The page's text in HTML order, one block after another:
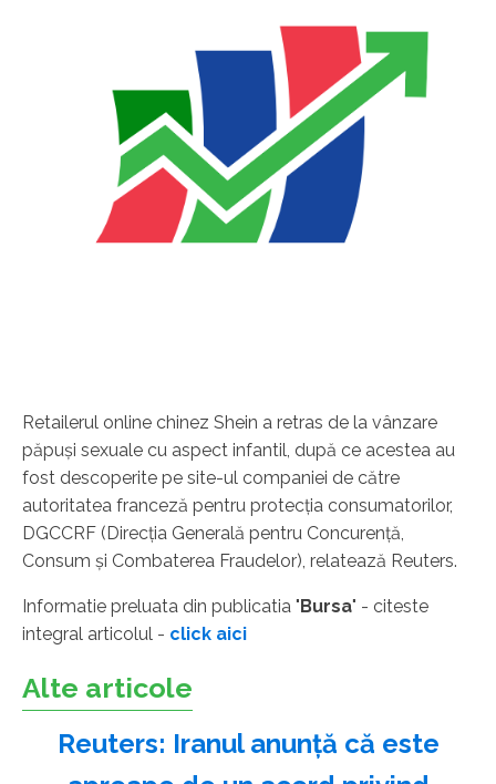
Retailerul online chinez Shein a retras de la vânzare
păpuşi sexuale cu aspect infantil, după ce acestea au
fost descoperite pe site-ul companiei de către
autoritatea franceză pentru protecţia consumatorilor,
DGCCRF (Direcţia Generală pentru Concurenţă,
Consum şi Combaterea Fraudelor), relatează Reuters.
Informatie preluata din publicatia "Bursa" - citeste
integral articolul - click aici
Alte articole
Reuters: Iranul anunţă că este